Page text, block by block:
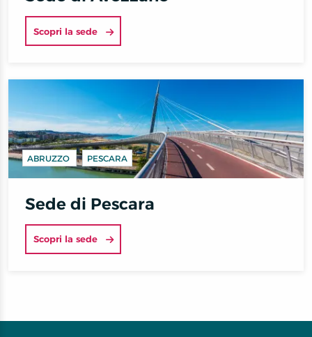
Scopri la sede
ABRUZZO PESCARA
Sede di Pescara
Scopri la sede